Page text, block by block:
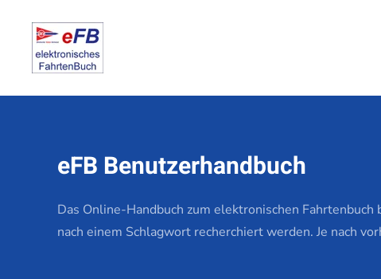
Zum Hauptinhalt springen
eFB Benutzerhandbuch
Das Online-Handbuch zum elektronischen
nach einem Schlagwort recherchiert werden. Je nach